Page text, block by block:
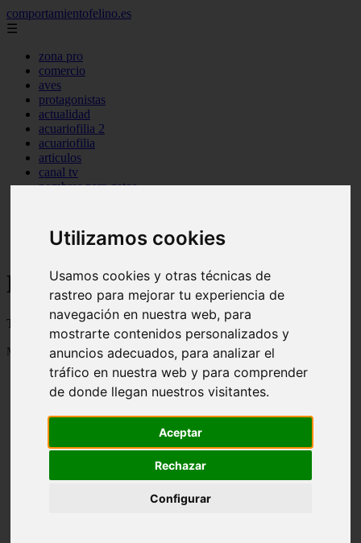
Utilizamos cookies
Usamos cookies y otras técnicas de
rastreo para mejorar tu experiencia de
navegación en nuestra web, para
mostrarte contenidos personalizados y
anuncios adecuados, para analizar el
tráfico en nuestra web y para comprender
de donde llegan nuestros visitantes.
Aceptar
Rechazar
Configurar
comportamientofelino.es
☰
zona pro
comercio
aves
protagonistas
actualidad
acuariofilia 2
acuariofilia
articulos
canal tv
nombres para gatos
uncategorized
zona pro
Blog sobre gatos
Todo sobre gatos, nombres de gatos y razas de gatos
Mostrando 1 - 24 de 2800 artículos